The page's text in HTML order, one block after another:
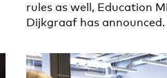
rules as well, Education
Dijkgraaf has announced.